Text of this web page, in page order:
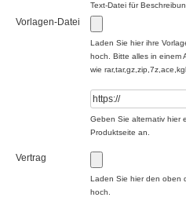
Text-Datei für
Vorlagen-Datei
Laden Sie hier ihre
hoch. Bitte alles in einem
wie
Geben Sie alternativ hier
Produktseite an.
Vertrag
Laden Sie hier den oben
hoch.